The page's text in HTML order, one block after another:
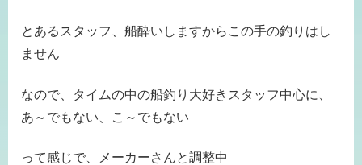
とあるスタッフ、船酔いしますからこの手の釣りはし
ません
なので、タイムの中の船釣り大好きスタッフ中心に、
あ～でもない、こ～でもない
って感じで、メーカーさんと調整中